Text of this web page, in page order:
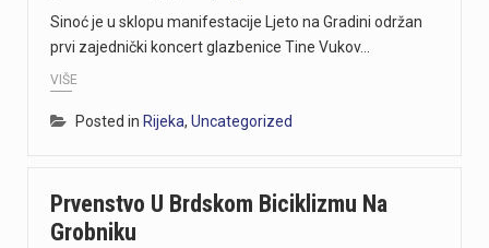
Sinoć je u sklopu manifestacije Ljeto na Gradini održan
prvi zajednički koncert glazbenice Tine Vukov…
VIŠE
Posted in Rijeka, Uncategorized
Prvenstvo U Brdskom Biciklizmu Na
Grobniku